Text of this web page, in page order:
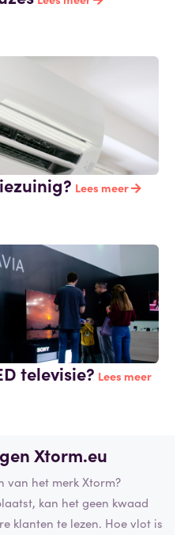
Lees meer
televisie? Lees meer
Xtorm.eu
van het merk Xtorm?
kan het geen kwaad
klanten te lezen. Hoe vlot is